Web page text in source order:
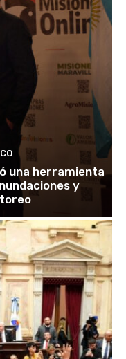
una herramienta
y